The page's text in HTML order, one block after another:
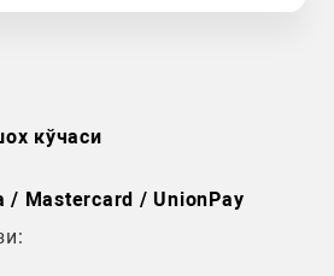
кўчаси
Mastercard / UnionPay